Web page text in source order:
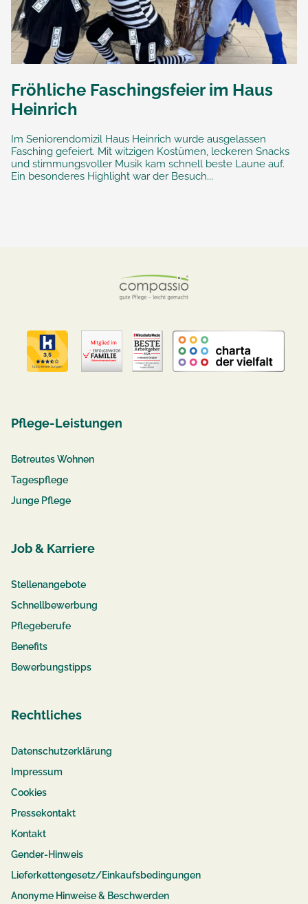
Fröhliche Faschingsfeier im Haus
Heinrich
Im Seniorendomizil Haus Heinrich wurde ausgelassen
Fasching gefeiert. Mit witzigen Kostümen, leckeren Snacks
und stimmungsvoller Musik kam schnell beste Laune auf.
Ein besonderes Highlight war der Besuch...
Pflege-Leistungen
Betreutes Wohnen
Tagespflege
Junge Pflege
Job & Karriere
Stellenangebote
Schnellbewerbung
Pflegeberufe
Benefits
Bewerbungstipps
Rechtliches
Datenschutzerklärung
Impressum
Cookies
Pressekontakt
Kontakt
Gender-Hinweis
Lieferkettengesetz/Einkaufsbedingungen
Anonyme Hinweise & Beschwerden